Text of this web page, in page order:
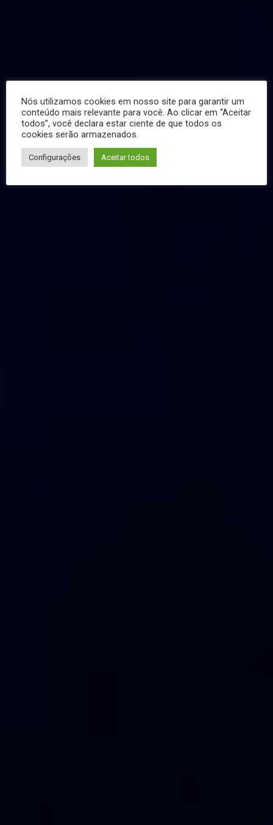
Nós utilizamos cookies em nosso site para garantir um
conteúdo mais relevante para você. Ao clicar em “Aceitar
todos”, você declara estar ciente de que todos os
cookies serão armazenados.
Configurações Aceitar todos